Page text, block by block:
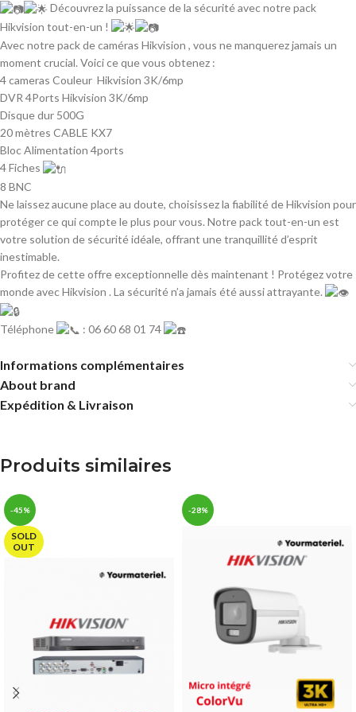
Découvrez la puissance de la sécurité avec notre pack
Hikvision tout-en-un !
Avec notre pack de caméras Hikvision , vous ne manquerez jamais un
moment crucial. Voici ce que vous obtenez :
4 cameras Couleur Hikvision 3K/6mp
DVR 4Ports Hikvision 3K/6mp
Disque dur 500G
20 mètres CABLE KX7
Bloc Alimentation 4ports
4 Fiches
8 BNC
Ne laissez aucune place au doute, choisissez la fiabilité de Hikvision pour
protéger ce qui compte le plus pour vous. Notre pack tout-en-un est
votre solution de sécurité idéale, offrant une tranquillité d’esprit
inestimable.
Profitez de cette offre exceptionnelle dès maintenant ! Protégez votre
monde avec Hikvision . La sécurité n’a jamais été aussi attrayante.
Téléphone : 06 60 68 01 74
Informations complémentaires
About brand
Expédition & Livraison
Produits similaires
-45%
SOLD
OUT
-28%